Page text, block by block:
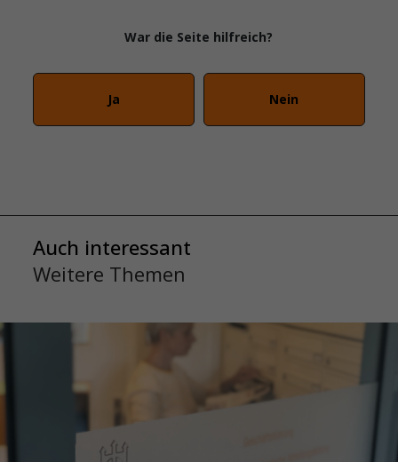
War die Seite hilfreich?
Ja Nein
Auch interessant
Weitere Themen